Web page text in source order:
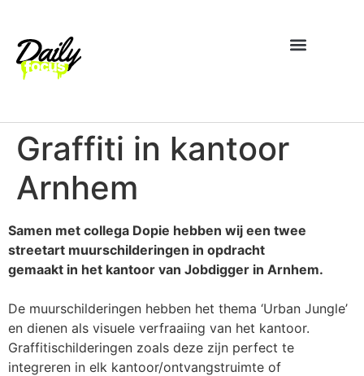
Graffiti in kantoor
Arnhem
Samen met collega Dopie hebben wij een twee
streetart muurschilderingen in opdracht
gemaakt in het kantoor van Jobdigger in Arnhem.
De muurschilderingen hebben het thema ‘Urban Jungle’
en dienen als visuele verfraaiing van het kantoor.
Graffitischilderingen zoals deze zijn perfect te
integreren in elk kantoor/ontvangstruimte of